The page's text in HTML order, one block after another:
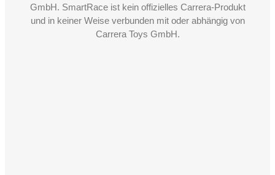
GmbH. SmartRace ist kein offizielles Carrera-Produkt
und in keiner Weise verbunden mit oder abhängig von
Carrera Toys GmbH.